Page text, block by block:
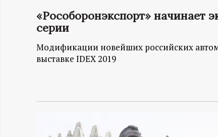
Н
-
«Рособоронэкспорт» начинает
серии
Модификации новейших российских
выставке IDEX 2019